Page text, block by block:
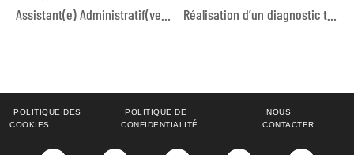
Réalisation d’un diagnostic technique des installations de la Dar Taliba de Sidi Rahal à Casablanca
POLITIQUE DES
COOKIES
POLITIQUE DE
CONFIDENTIALITÉ
NOUS
CONTACTER